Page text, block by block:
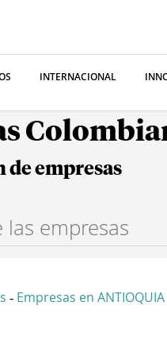
INTERNACIONAL
empresas
- Empresas en ANTIOQUIA